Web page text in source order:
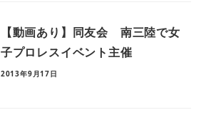
【動画あり】同友会 南三陸で女
子プロレスイベント主催
2013年9月17日